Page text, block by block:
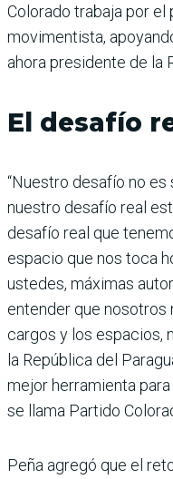
Colorado trabaja por
movimentista,
ahora presidente de la
El desafío
“Nuestro desafío no
nuestro desafío real
desafío real que
espacio que nos toca
ustedes, máximas
entender que
cargos y los espacios,
la República del
mejor herramienta
se llama Partido
Peña agregó que el